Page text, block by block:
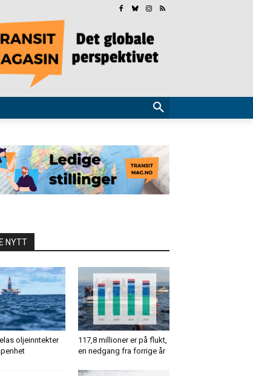
NYTT
oljeinntekter
117,8 millioner er på flukt,
en nedgang fra forrige år